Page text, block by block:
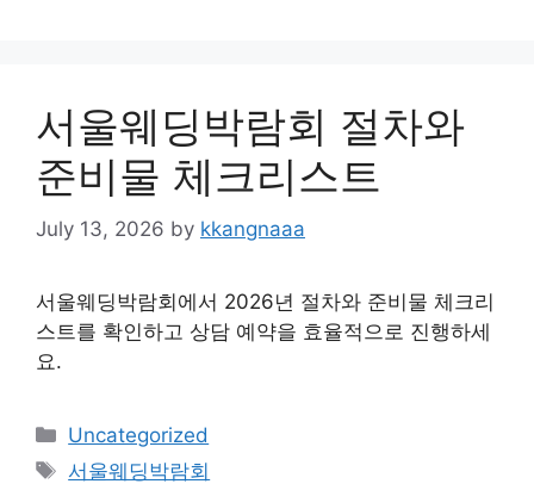
서울웨딩박람회 절차와
준비물 체크리스트
July 13, 2026 by kkangnaaa
서울웨딩박람회에서 2026년 절차와 준비물 체크리
스트를 확인하고 상담 예약을 효율적으로 진행하세
요.
Categories
Uncategorized
Tags
서울웨딩박람회